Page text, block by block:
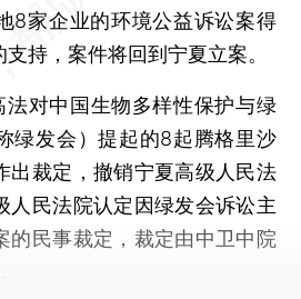
8家企业的环境公益诉讼案得
持，案件将回到宁夏立案。
对中国生物多样性保护与绿
绿发会）提起的8起腾格里沙
出裁定，撤销宁夏高级人民法
人民法院认定因绿发会诉讼主
的民事裁定，裁定由中卫中院